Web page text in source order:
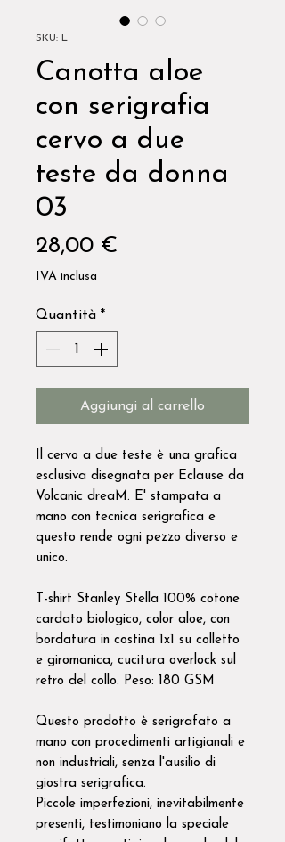
SKU: L
Canotta aloe
con serigrafia
cervo a due
teste da donna
03
28,00 €
IVA inclusa
Quantità *
Aggiungi al carrello
Il cervo a due teste è una grafica
esclusiva disegnata per Eclause da
Volcanic dreaM. E' stampata a
mano con tecnica serigrafica e
questo rende ogni pezzo diverso e
unico.
T-shirt Stanley Stella 100% cotone
cardato biologico, color aloe, con
bordatura in costina 1x1 su colletto
e giromanica, cucitura overlock sul
retro del collo. Peso: 180 GSM
Questo prodotto è serigrafato a
mano con procedimenti artigianali e
non industriali, senza l'ausilio di
giostra serigrafica.
Piccole imperfezioni, inevitabilmente
presenti, testimoniano la speciale